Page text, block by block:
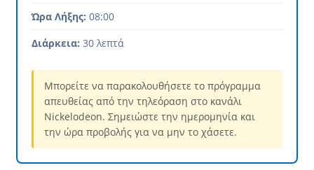
Ώρα Λήξης: 08:00
Διάρκεια: 30 λεπτά
Μπορείτε να παρακολουθήσετε το πρόγραμμα
απευθείας από την τηλεόραση στο κανάλι
Nickelodeon. Σημειώστε την ημερομηνία και
την ώρα προβολής για να μην το χάσετε.